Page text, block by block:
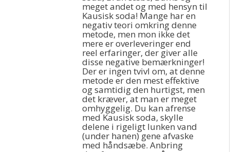
meget andet og med hensyn til
Kausisk soda! Mange har en
negativ teori omkring denne
metode, men mon ikke det
mere er overleveringer end
reel erfaringer, der giver alle
disse negative bemærkninger!
Der er ingen tvivl om, at denne
metode er den mest effektive
og samtidig den hurtigst, men
det kræver, at man er meget
omhyggelig. Du kan afrense
med Kausisk soda, skylle
delene i rigeligt lunken vand
(under hanen) gene afvaske
med håndsæbe. Anbring